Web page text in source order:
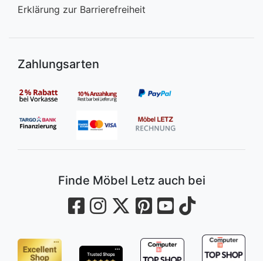
Erklärung zur Barrierefreiheit
Zahlungsarten
Finde Möbel Letz auch bei